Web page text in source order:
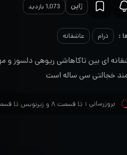
ژاپن 1,073 بازدید
: درام عاشقانه
ای بین تاکاهاشی ریوهی دلسوز و
خجالتی سی ساله است
بروزرسانی : تا قسمت ۸ و زیرنویس تا قسمت ۸ اضافه شد